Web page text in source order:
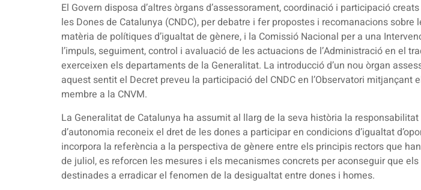
El Govern disposa d’altres òrgans d’assessorament, coordinació i participació
les Dones de Catalunya (CNDC), per debatre i fer propostes i recomanacions
matèria de polítiques d’igualtat de gènere, i la Comissió Nacional per a una
l’impuls, seguiment, control i avaluació de les actuacions de l’Administració en el
exerceixen els departaments de la Generalitat. La introducció d’un nou òrgan
aquest sentit el Decret preveu la participació del CNDC en l’Observatori
membre a la CNVM.
La Generalitat de Catalunya ha assumit al llarg de la seva història la
d’autonomia reconeix el dret de les dones a participar en condicions d’igualtat
incorpora la referència a la perspectiva de gènere entre els principis rectors que
de juliol, es reforcen les mesures i els mecanismes concrets per aconseguir que
destinades a erradicar el fenomen de la desigualtat entre dones i homes.